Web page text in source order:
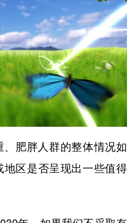
青海 宁夏
黑龙江
Français عربى
、肥胖人群的整体情况如
区是否呈现出一些值得